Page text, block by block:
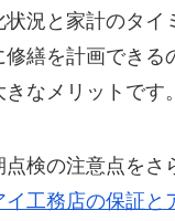
状況と家計のタイ
繕を計画できる
なメリットです。
点検の注意点をさ
イ工務店の保証と